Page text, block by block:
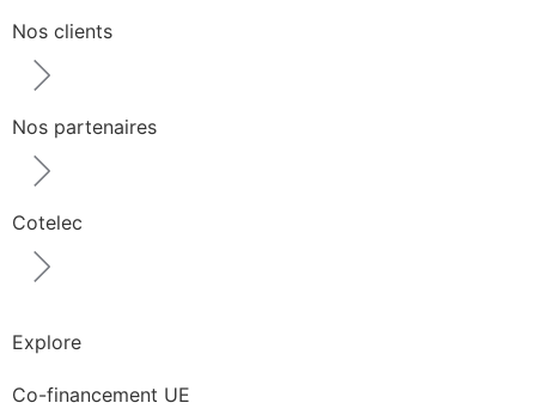
Nos clients
Nos partenaires
Cotelec
Explore
Co-financement UE